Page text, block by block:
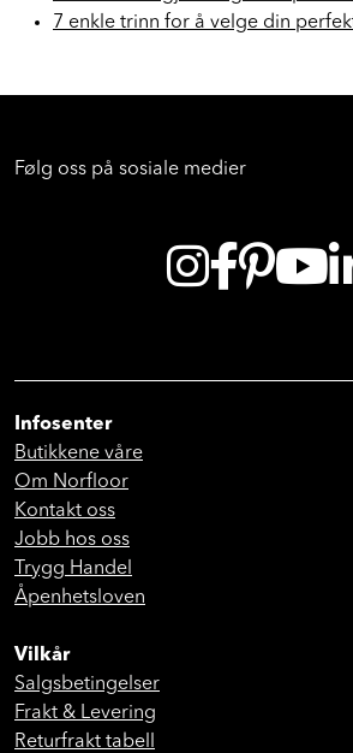
7 enkle trinn for å velge din
Følg oss på sosiale medier
Infosenter
Butikkene våre
Om Norfloor
Kontakt oss
Jobb hos oss
Trygg Handel
Åpenhetsloven
Vilkår
Salgsbetingelser
Frakt & Levering
Returfrakt tabell